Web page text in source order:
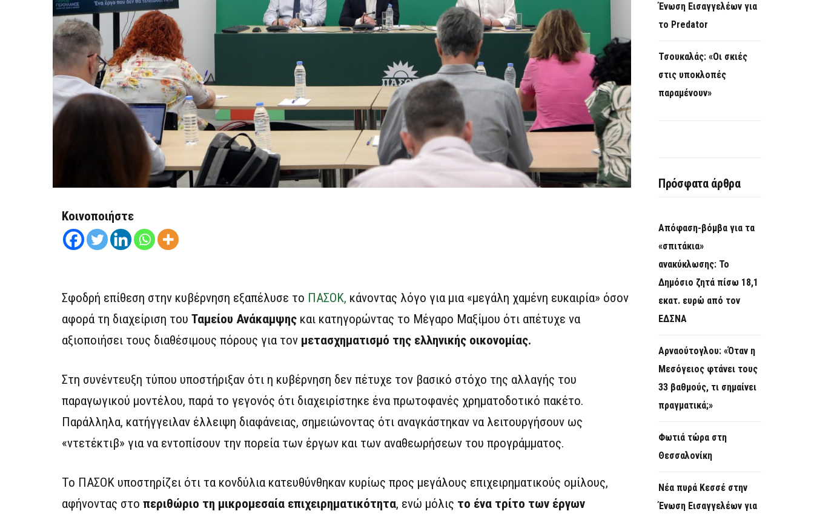
Κοινοποιήστε
Σφοδρή επίθεση στην κυβέρνηση εξαπέλυσε το ΠΑΣΟΚ, κάνοντας λόγο για μια «μεγάλη χαμένη ευκαιρία» όσον
αφορά τη διαχείριση του Ταμείου Ανάκαμψης και κατηγορώντας το Μέγαρο Μαξίμου ότι απέτυχε να
αξιοποιήσει τους διαθέσιμους πόρους για τον μετασχηματισμό της ελληνικής οικονομίας.
Στη συνέντευξη τύπου υποστήριξαν ότι η κυβέρνηση δεν πέτυχε τον βασικό στόχο της αλλαγής του
παραγωγικού μοντέλου, παρά το γεγονός ότι διαχειρίστηκε ένα πρωτοφανές χρηματοδοτικό πακέτο.
Παράλληλα, κατήγγειλαν έλλειψη διαφάνειας, σημειώνοντας ότι αναγκάστηκαν να λειτουργήσουν ως
«ντετέκτιβ» για να εντοπίσουν την πορεία των έργων και των αναθεωρήσεων του προγράμματος.
Το ΠΑΣΟΚ υποστηρίζει ότι τα κονδύλια κατευθύνθηκαν κυρίως προς μεγάλους επιχειρηματικούς ομίλους,
αφήνοντας στο περιθώριο τη μικρομεσαία επιχειρηματικότητα, ενώ μόλις το ένα τρίτο των έργων
Ένωση Εισαγγελέων για
το Predator
Τσουκαλάς: «Οι σκιές
στις υποκλοπές
παραμένουν»
Πρόσφατα άρθρα
Απόφαση-βόμβα για τα
«σπιτάκια»
ανακύκλωσης: Το
Δημόσιο ζητά πίσω 18,1
εκατ. ευρώ από τον
ΕΔΣΝΑ
Αρναούτογλου: «Όταν η
Μεσόγειος φτάνει τους
33 βαθμούς, τι σημαίνει
πραγματικά;»
Φωτιά τώρα στη
Θεσσαλονίκη
Νέα πυρά Κεσσέ στην
Ένωση Εισαγγελέων για